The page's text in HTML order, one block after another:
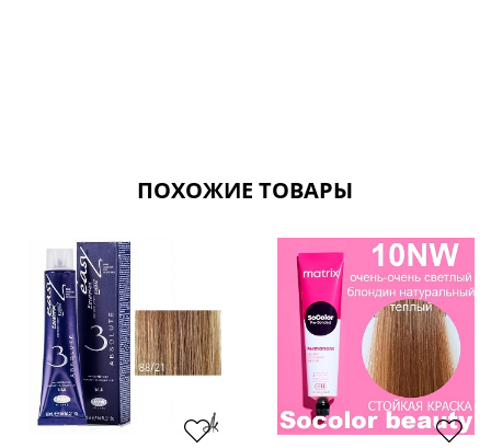
ПОХОЖИЕ ТОВАРЫ